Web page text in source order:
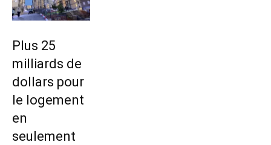
Plus 25
milliards de
dollars pour
le logement
en
seulement